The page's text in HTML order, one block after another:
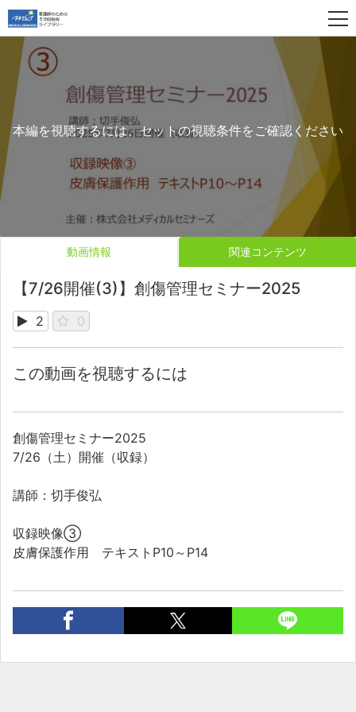
本編を視聴するには、セットの視聴条件をご確認ください
動画情報 関連コンテンツ
【7/26開催(3)】創傷管理セミナー2025
2 0
この動画を視聴するには
創傷管理セミナー2025
7/26（土）開催（収録）
講師：切手俊弘
収録映像③
皮膚保護作用 テキストP10～P14